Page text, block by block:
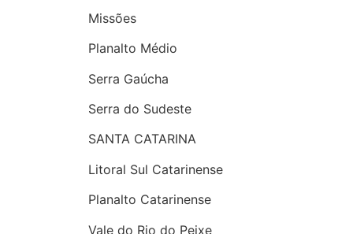
Missões
Planalto Médio
Serra Gaúcha
Serra do Sudeste
SANTA CATARINA
Litoral Sul Catarinense
Planalto Catarinense
Vale do Rio do Peixe